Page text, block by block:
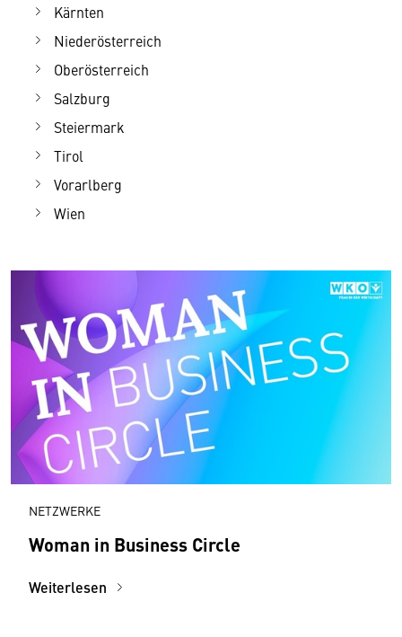
Kärnten
Niederösterreich
Oberösterreich
Salzburg
Steiermark
Tirol
Vorarlberg
Wien
NETZWERKE
Woman in Business Circle
Weiterlesen